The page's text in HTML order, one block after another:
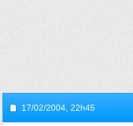
17/02/2004, 22h45